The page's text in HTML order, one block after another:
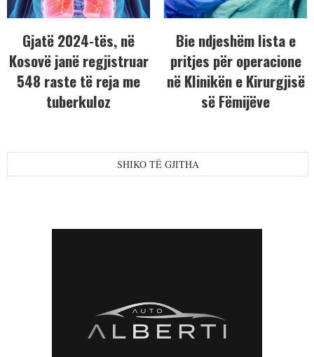
Gjatë 2024-tës, në
Kosovë janë regjistruar
548 raste të reja me
tuberkuloz
Bie ndjeshëm lista e
pritjes për operacione
në Klinikën e Kirurgjisë
së Fëmijëve
SHIKO TË GJITHA